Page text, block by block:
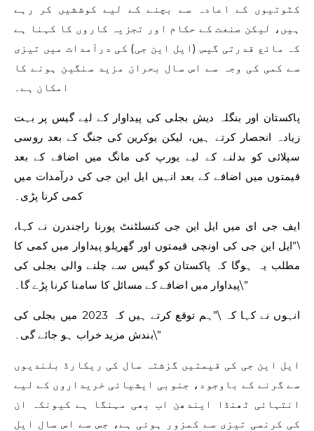
کٹوتیوں کے اعادہ سے بچنے کے لیے کوششیں کر رہے
ہیں، لیکن صنعت کے حکام اور تجزیہ کاروں کا کہنا ہے
کہ مائع قدرتی گیس (ایل این جی) کی درآمدات میں تیزی
سے کمی کی وجہ سے اس سال بحران مزید سنگین ہونے کا
امکان ہے۔
پاکستان اور بنگلہ دیش بجلی کی پیداوار کے لیے گیس پر بہت
زیادہ انحصار کرتے ہیں، لیکن یوکرین کی جنگ کے بعد روسی
سپلائی کو بدلنے کے لیے یورپ کی مانگ میں اضافے کے بعد
قیمتوں میں اضافے کے بعد انہیں ایل این جی کی درآمدات میں
کمی کرنا پڑی۔
ایف جی ای میں ایل این جی کنسلٹنٹ پورنا راجندرن نے کہا،
\”ایل این جی کی اونچی قیمتوں اور گھریلو پیداوار میں کمی کا
مطلب یہ ہوگا کہ پاکستان کو گیس سے چلنے والی بجلی کی
پیداوار میں اضافے کے مسائل کا سامنا کرنا پڑے گا۔\”
انہوں نے کہا کہ \”ہم توقع کرتے ہیں کہ 2023 میں بجلی کی
بندش مزید خراب ہو جائے گی۔\”
ایل این جی کی قیمتیں گزشتہ سال کی ریکارڈ بلندیوں
سے گرنے کے باوجود، جنوبی ایشیائی خریداروں کے لیے
انتہائی ٹھنڈا ایندھن اب بھی مہنگا ہے کیونکہ ان
کی کرنسی تیزی سے کمزور ہوئی ہے، جس سے اس سال ایل